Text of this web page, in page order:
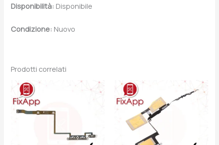
Disponibilità: Disponibile
Condizione: Nuovo
Prodotti correlati